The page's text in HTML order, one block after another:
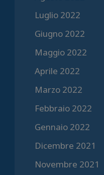
Luglio 2022
Giugno 2022
Maggio 2022
Aprile 2022
Marzo 2022
Febbraio 2022
Gennaio 2022
Dicembre 2021
Novembre 2021